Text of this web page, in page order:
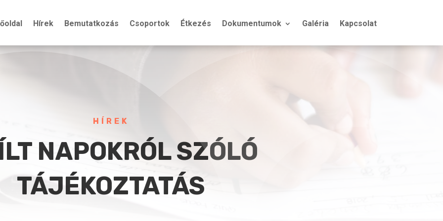
Hírek Bemutatkozás Csoportok Étkezés Dokumentumok Galéria Kapcsolat
HÍREK
NAPOKRÓL SZÓLÓ
TÁJÉKOZTATÁS